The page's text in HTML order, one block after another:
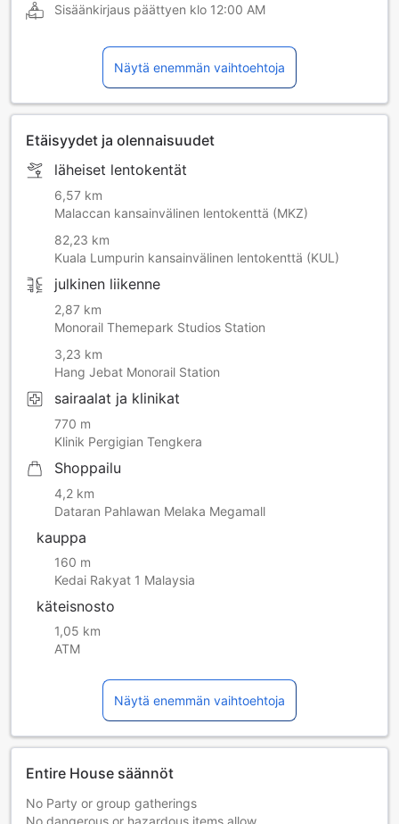
Sisäänkirjaus päättyen klo 12:00 AM
Näytä enemmän vaihtoehtoja
Etäisyydet ja olennaisuudet
läheiset lentokentät
6,57 km
Malaccan kansainvälinen lentokenttä (MKZ)
82,23 km
Kuala Lumpurin kansainvälinen lentokenttä (KUL)
julkinen liikenne
2,87 km
Monorail Themepark Studios Station
3,23 km
Hang Jebat Monorail Station
sairaalat ja klinikat
770 m
Klinik Pergigian Tengkera
Shoppailu
4,2 km
Dataran Pahlawan Melaka Megamall
kauppa
160 m
Kedai Rakyat 1 Malaysia
käteisnosto
1,05 km
ATM
Näytä enemmän vaihtoehtoja
Entire House säännöt
No Party or group gatherings
No dangerous or hazardous items allow